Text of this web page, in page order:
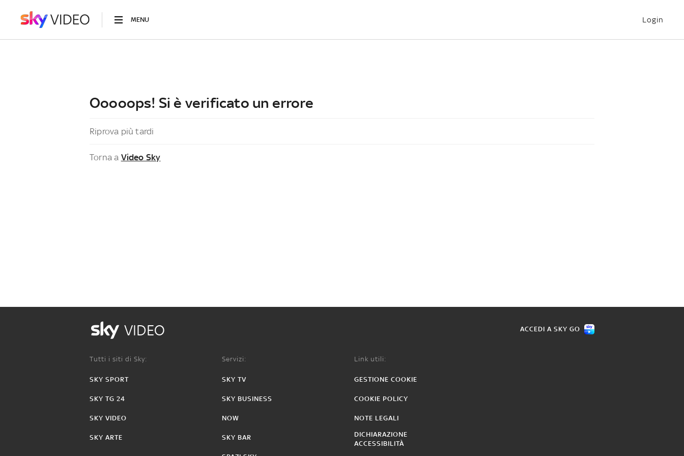
MENU Login
Ooooops! Si è verificato un errore
Riprova più tardi
Torna a Video Sky
VIDEO ACCEDI A SKY GO
Tutti i siti di Sky:
SKY SPORT
SKY TG 24
SKY VIDEO
SKY ARTE
Servizi:
SKY TV
SKY BUSINESS
NOW
SKY BAR
Link utili:
GESTIONE COOKIE
COOKIE POLICY
NOTE LEGALI
DICHIARAZIONE
ACCESSIBILITÀ